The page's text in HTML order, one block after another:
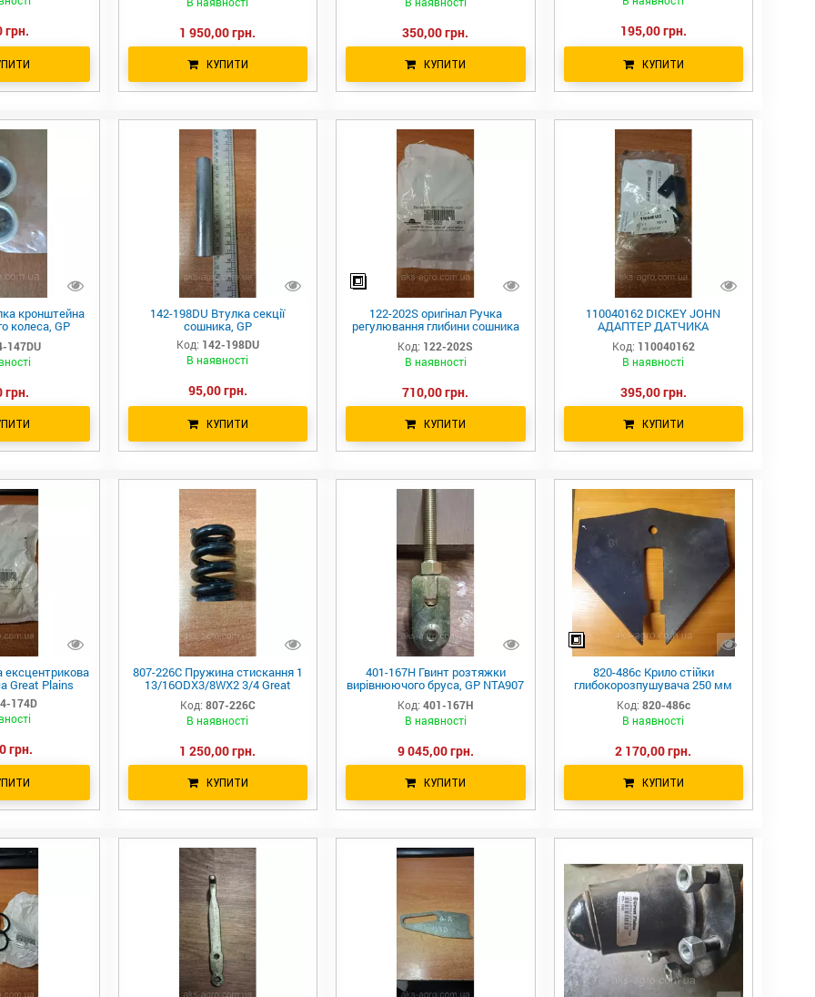
грн. 1 950,00 грн.
КУПИТИ
350,00 грн.
КУПИТИ
195,00 грн.
КУПИТИ
кронштейна
колеса, GP
147DU
грн.
142-198DU Втулка секції
сошника, GP
Код: 142-198DU
В наявності
95,00 грн.
КУПИТИ
122-202S оригінал Ручка
регулювання глибини сошника
Great Plains
Код: 122-202S
В наявності
710,00 грн.
КУПИТИ
110040162 DICKEY JOHN
АДАПТЕР ДАТЧИКА
ШВИДКОСТІ, монтажний
комплект
Код: 110040162
В наявності
395,00 грн.
КУПИТИ
ексцентрикова
Great Plains
174D
грн.
807-226C Пружина стискання 1
13/16ODX3/8WX2 3/4 Great
Plains
Код: 807-226C
В наявності
1 250,00 грн.
КУПИТИ
401-167H Гвинт розтяжки
вирівнюючого бруса, GP NTA907
Great Plains
Код: 401-167H
В наявності
9 045,00 грн.
КУПИТИ
820-486c Крило стійки
глибокорозпушувача 250 мм
Simba Great Plains P10392
S.22772 A150342800
Код: 820-486c
В наявності
2 170,00 грн.
КУПИТИ